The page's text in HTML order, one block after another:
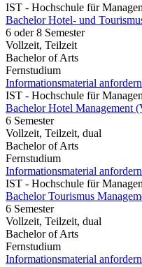
IST - Hochschule für
Bachelor Hotel- und
6 oder 8 Semester
Vollzeit, Teilzeit
Bachelor of Arts
Fernstudium
Informationsmaterial anfordern
IST - Hochschule für
Bachelor Hotel Management
6 Semester
Vollzeit, Teilzeit, dual
Bachelor of Arts
Fernstudium
Informationsmaterial anfordern
IST - Hochschule für
Bachelor Tourismus
6 Semester
Vollzeit, Teilzeit, dual
Bachelor of Arts
Fernstudium
Informationsmaterial anfordern